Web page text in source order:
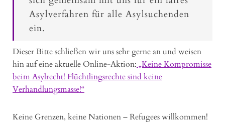
Asylverfahren für alle Asylsuchenden
ein.
Dieser Bitte schließen wir uns sehr gerne an und weisen
hin auf eine aktuelle Online-Aktion: „Keine Kompromisse
beim Asylrecht! Flüchtlingsrechte sind keine
Verhandlungsmasse!“
Keine Grenzen, keine Nationen – Refugees willkommen!